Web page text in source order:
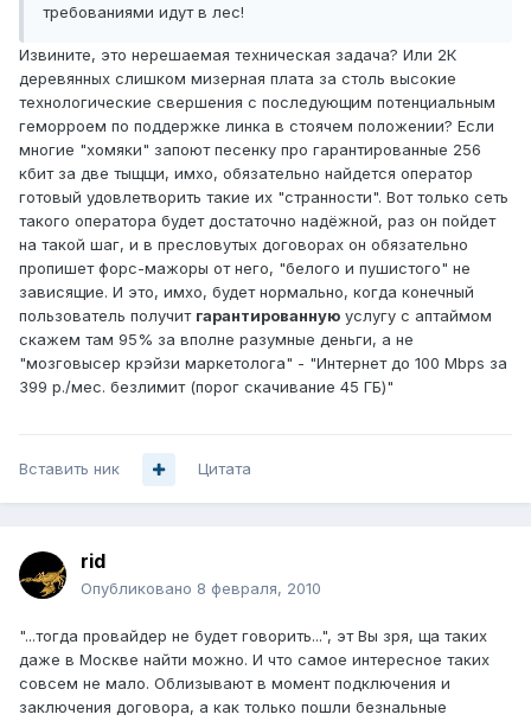
требованиями идут в лес!
Извините, это нерешаемая техническая задача? Или 2К
деревянных слишком мизерная плата за столь высокие
технологические свершения с последующим потенциальным
геморроем по поддержке линка в стоячем положении? Если
многие "хомяки" запоют песенку про гарантированные 256
кбит за две тыщщи, имхо, обязательно найдется оператор
готовый удовлетворить такие их "странности". Вот только сеть
такого оператора будет достаточно надёжной, раз он пойдет
на такой шаг, и в пресловутых договорах он обязательно
пропишет форс-мажоры от него, "белого и пушистого" не
зависящие. И это, имхо, будет нормально, когда конечный
пользователь получит гарантированную услугу с аптаймом
скажем там 95% за вполне разумные деньги, а не
"мозговысер крэйзи маркетолога" - "Интернет до 100 Mbps за
399 р./мес. безлимит (порог скачивание 45 ГБ)"
Вставить ник Цитата
rid
Опубликовано 8 февраля, 2010
"...тогда провайдер не будет говорить...", эт Вы зря, ща таких
даже в Москве найти можно. И что самое интересное таких
совсем не мало. Облизывают в момент подключения и
заключения договора, а как только пошли безнальные